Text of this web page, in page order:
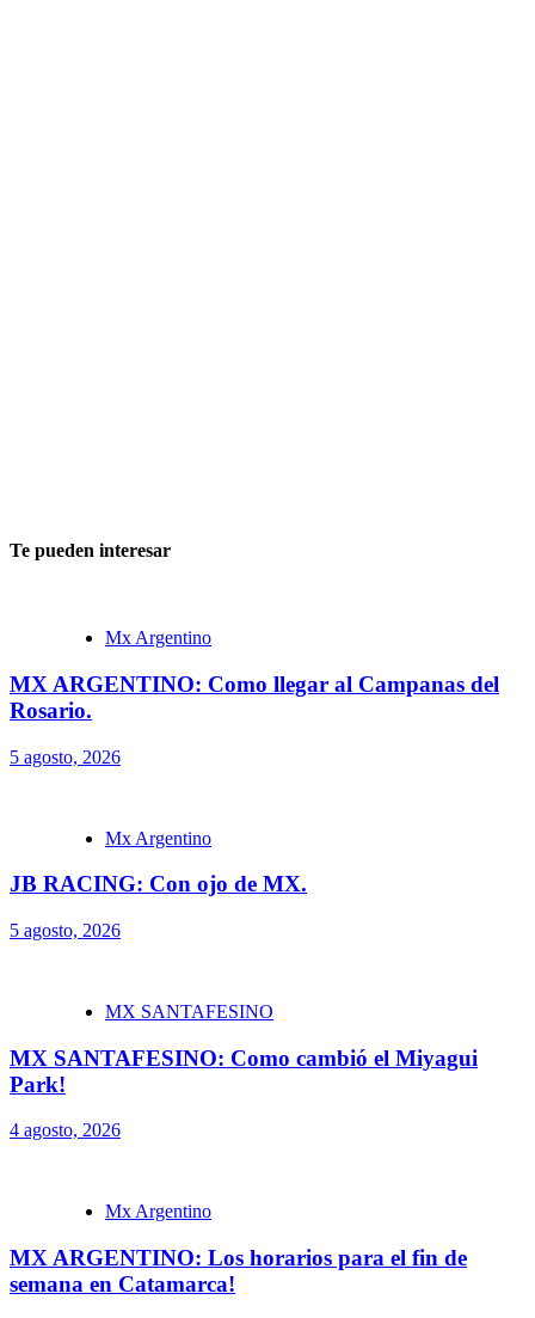
Te pueden interesar
Mx Argentino
MX ARGENTINO: Como llegar al Campanas del
Rosario.
5 agosto, 2026
Mx Argentino
JB RACING: Con ojo de MX.
5 agosto, 2026
MX SANTAFESINO
MX SANTAFESINO: Como cambió el Miyagui
Park!
4 agosto, 2026
Mx Argentino
MX ARGENTINO: Los horarios para el fin de
semana en Catamarca!